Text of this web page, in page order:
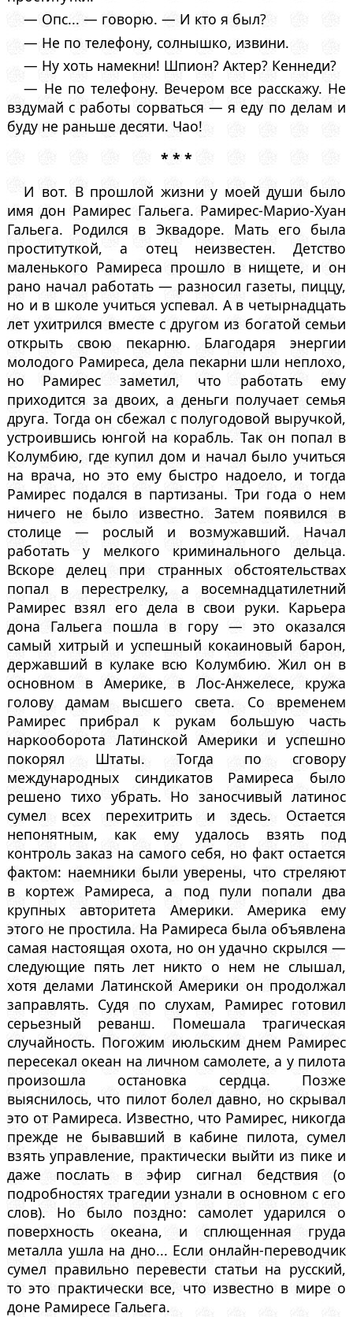
— Опс... — говорю. — И кто я был?
— Не по телефону, солнышко, извини.
— Ну хоть намекни! Шпион? Актер? Кеннеди?
— Не по телефону. Вечером все расскажу. Не
вздумай с работы сорваться — я еду по делам и
буду не раньше десяти. Чао!
* * *
И вот. В прошлой жизни у моей души было
имя дон Рамирес Гальега. Рамирес-Марио-Хуан
Гальега. Родился в Эквадоре. Мать его была
проституткой, а отец неизвестен. Детство
маленького Рамиреса прошло в нищете, и он
рано начал работать — разносил газеты, пиццу,
но и в школе учиться успевал. А в четырнадцать
лет ухитрился вместе с другом из богатой семьи
открыть свою пекарню. Благодаря энергии
молодого Рамиреса, дела пекарни шли неплохо,
но Рамирес заметил, что работать ему
приходится за двоих, а деньги получает семья
друга. Тогда он сбежал с полугодовой выручкой,
устроившись юнгой на корабль. Так он попал в
Колумбию, где купил дом и начал было учиться
на врача, но это ему быстро надоело, и тогда
Рамирес подался в партизаны. Три года о нем
ничего не было известно. Затем появился в
столице — рослый и возмужавший. Начал
работать у мелкого криминального дельца.
Вскоре делец при странных обстоятельствах
попал в перестрелку, а восемнадцатилетний
Рамирес взял его дела в свои руки. Карьера
дона Гальега пошла в гору — это оказался
самый хитрый и успешный кокаиновый барон,
державший в кулаке всю Колумбию. Жил он в
основном в Америке, в Лос-Анжелесе, кружа
голову дамам высшего света. Со временем
Рамирес прибрал к рукам большую часть
наркооборота Латинской Америки и успешно
покорял Штаты. Тогда по сговору
международных синдикатов Рамиреса было
решено тихо убрать. Но заносчивый латинос
сумел всех перехитрить и здесь. Остается
непонятным, как ему удалось взять под
контроль заказ на самого себя, но факт остается
фактом: наемники были уверены, что стреляют
в кортеж Рамиреса, а под пули попали два
крупных авторитета Америки. Америка ему
этого не простила. На Рамиреса была объявлена
самая настоящая охота, но он удачно скрылся —
следующие пять лет никто о нем не слышал,
хотя делами Латинской Америки он продолжал
заправлять. Судя по слухам, Рамирес готовил
серьезный реванш. Помешала трагическая
случайность. Погожим июльским днем Рамирес
пересекал океан на личном самолете, а у пилота
произошла остановка сердца. Позже
выяснилось, что пилот болел давно, но скрывал
это от Рамиреса. Известно, что Рамирес, никогда
прежде не бывавший в кабине пилота, сумел
взять управление, практически выйти из пике и
даже послать в эфир сигнал бедствия (о
подробностях трагедии узнали в основном с его
слов). Но было поздно: самолет ударился о
поверхность океана, и сплющенная груда
металла ушла на дно... Если онлайн-переводчик
сумел правильно перевести статьи на русский,
то это практически все, что известно в мире о
доне Рамиресе Гальега.